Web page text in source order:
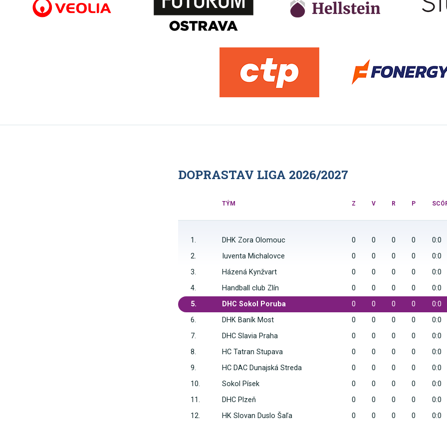
DOPRASTAV LIGA 2026/2027
TÝM Z V R P
1. DHK Zora Olomouc 0 0 0 0
0:0
2.
Iuventa Michalovce 0 0 0 0
0:0
3.
Házená Kynžvart 0 0 0 0
0:0
4.
Handball club Zlín 0 0 0 0
0:0
5.
DHC Sokol Poruba 0 0 0 0
0:0
6.
DHK Baník Most 0 0 0 0
0:0
7.
DHC Slavia Praha 0 0 0 0
0:0
8.
HC Tatran Stupava 0 0 0 0
0:0
9.
HC DAC Dunajská Streda 0 0 0 0
0:0
10.
Sokol Písek 0 0 0 0
0:0
11.
DHC Plzeň 0 0 0 0
0:0
12.
HK Slovan Duslo Šaľa 0 0 0 0 0:0